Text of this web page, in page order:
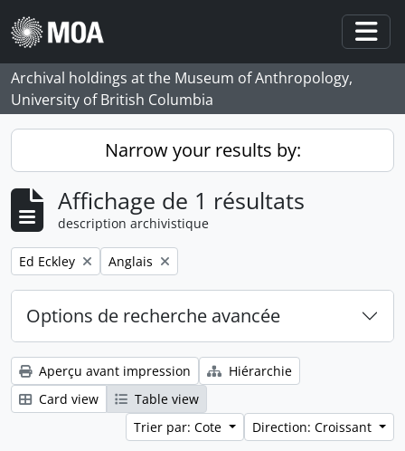
Skip to main content
Archival holdings at the Museum of Anthropology,
University of British Columbia
Narrow your results by:
Affichage de 1 résultats
description archivistique
Remove filter:
Ed Eckley Remove filter:
Anglais
Options de recherche avancée
Aperçu avant impression
Hiérarchie
Card view
Table view
Trier par: Cote
Direction: Croissant